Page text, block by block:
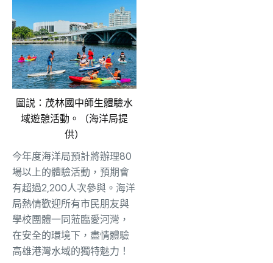
圖説：茂林國中師生體驗水
域遊憩活動。（海洋局提
供）
今年度海洋局預計將辦理80
場以上的體驗活動，預期會
有超過2,200人次參與。海洋
局熱情歡迎所有市民朋友與
學校團體一同蒞臨愛河灣，
在安全的環境下，盡情體驗
高雄港灣水域的獨特魅力！